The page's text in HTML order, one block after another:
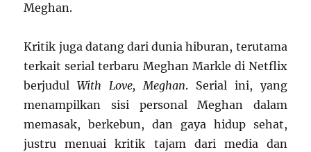
Meghan.
Kritik juga datang dari dunia hiburan, terutama
terkait serial terbaru Meghan Markle di Netflix
berjudulWith Love, Meghan. Serial ini, yang
menampilkan sisi personal Meghan dalam
memasak, berkebun, dan gaya hidup sehat,
justru menuai kritik tajam dari media dan